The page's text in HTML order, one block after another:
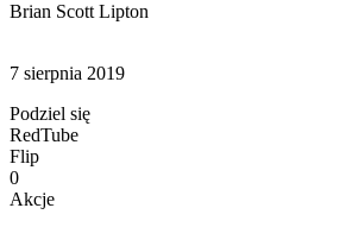
Brian Scott Lipton
7 sierpnia 2019
Podziel się
RedTube
Flip
0
Akcje